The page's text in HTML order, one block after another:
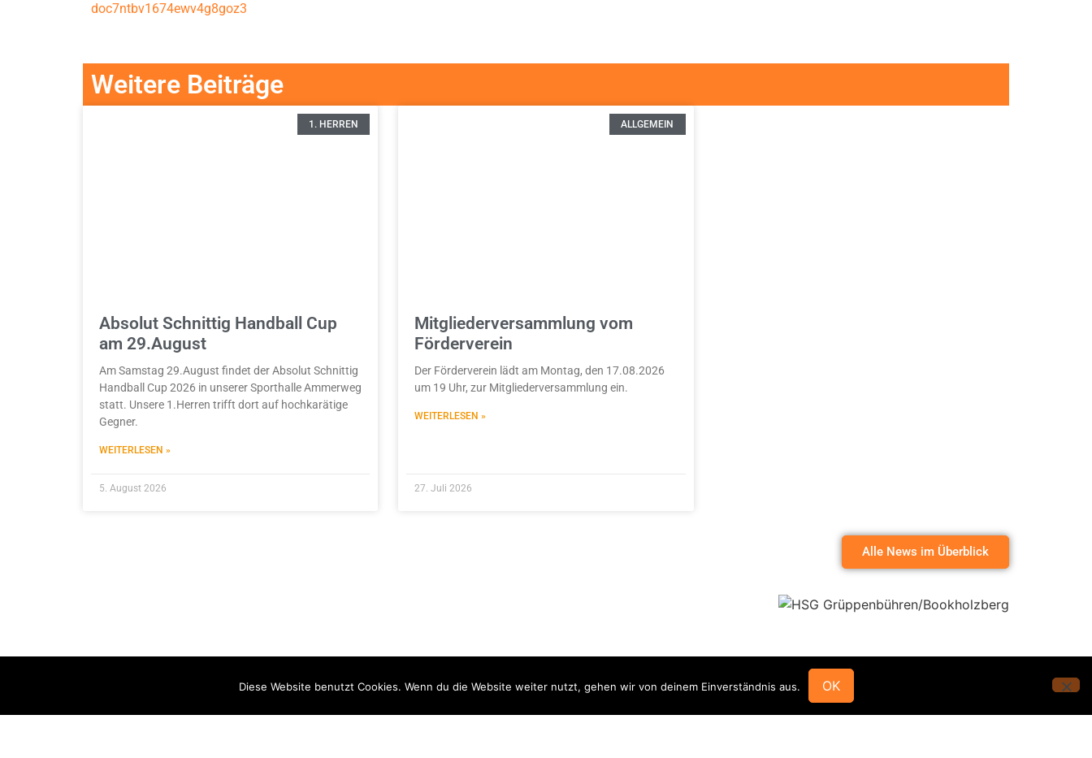
doc7ntbv1674ewv4g8goz3
Weitere Beiträge
1. HERREN
Absolut Schnittig Handball Cup
am 29.August
Am Samstag 29.August findet der Absolut Schnittig
Handball Cup 2026 in unserer Sporthalle Ammerweg
statt. Unsere 1.Herren trifft dort auf hochkarätige
Gegner.
WEITERLESEN »
5. August 2026
ALLGEMEIN
Mitgliederversammlung vom
Förderverein
Der Förderverein lädt am Montag, den 17.08.2026
um 19 Uhr, zur Mitgliederversammlung ein.
WEITERLESEN »
27. Juli 2026
Alle News im Überblick
Diese Website benutzt Cookies. Wenn du die Website weiter nutzt, gehen wir von deinem Einverständnis aus. OK